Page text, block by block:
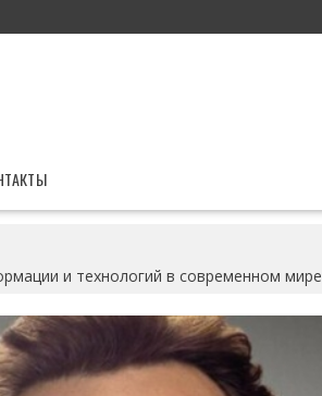
и технологий в современном мире